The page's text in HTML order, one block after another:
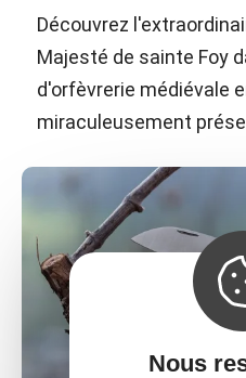
Découvrez
Majesté de sainte Foy
d'orfèvrerie médiévale
miraculeusement
Nous